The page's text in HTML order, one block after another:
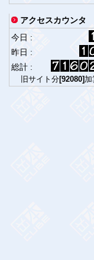
アクセスカウンタ
今日 :
昨日 :
総計 :
旧サイト分[92080] 加